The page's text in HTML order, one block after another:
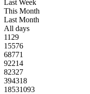
Last Week
This Month
Last Month
All days
1129
15576
68771
92214
82327
394318
18531093